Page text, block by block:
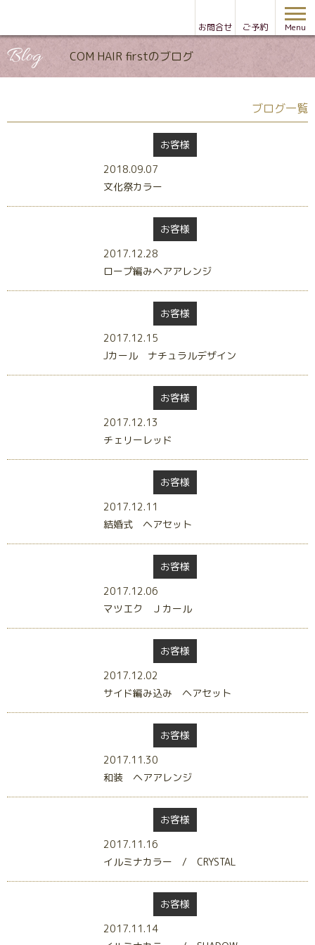
お問合せ ご予約 Menu
Blog COM HAIR firstのブログ
ブログ一覧
お客様
2018.09.07
文化祭カラー
お客様
2017.12.28
ロープ編みヘアアレンジ
お客様
2017.12.15
Jカール ナチュラルデザイン
お客様
2017.12.13
チェリーレッド
お客様
2017.12.11
結婚式 ヘアセット
お客様
2017.12.06
マツエク Ｊカール
お客様
2017.12.02
サイド編み込み ヘアセット
お客様
2017.11.30
和装 ヘアアレンジ
お客様
2017.11.16
イルミナカラー / CRYSTAL
お客様
2017.11.14